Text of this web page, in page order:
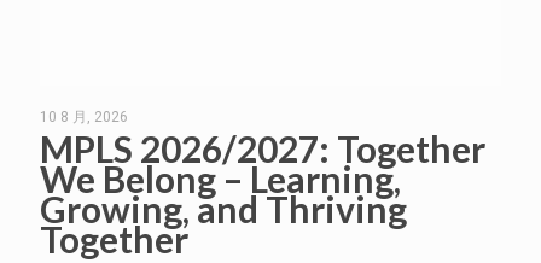
10 8 月, 2026
MPLS 2026/2027: Together
We Belong – Learning,
Growing, and Thriving
Together